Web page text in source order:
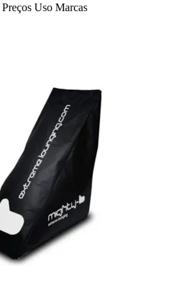
Preços Uso Marcas